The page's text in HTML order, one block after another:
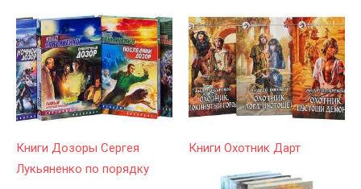
Книги Дозоры Сергея
Лукьяненко по порядку
Книги Охотник Дарт